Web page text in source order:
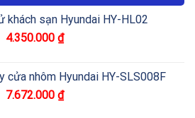
khách sạn Hyundai HY-HL02
4.350.000 ₫
cửa nhôm Hyundai HY-SLS008F
7.672.000 ₫